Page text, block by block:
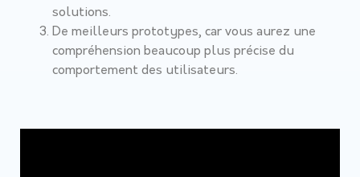
solutions.
De meilleurs prototypes, car vous aurez une
compréhension beaucoup plus précise du
comportement des utilisateurs.